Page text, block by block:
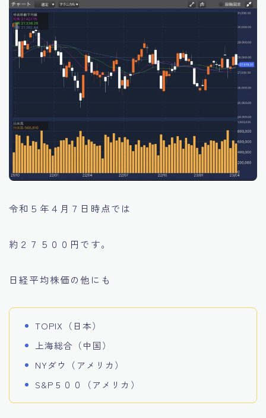
令和５年４月７日時点では
約２７５００円です。
日経平均株価の他にも
TOPIX（日本）
上海総合（中国）
NYダウ（アメリカ）
S&P５００（アメリカ）